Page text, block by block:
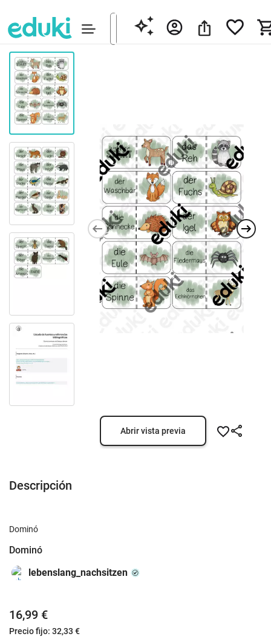
Abrir vista previa
Descripción
Dominó
Dominó
lebenslang_nachsitzen
16,99 €
Precio fijo: 32,33 €